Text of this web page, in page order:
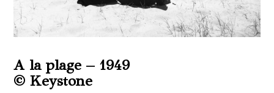
A la plage – 1949
© Keystone